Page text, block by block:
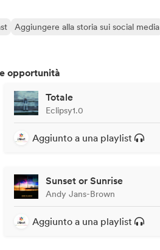
Aggiungere alla storia sui social media
opportunità
Totale
Eclipsy1.0
Aggiunto a una playlist
Sunset or Sunrise
Andy Jans-Brown
Aggiunto a una playlist